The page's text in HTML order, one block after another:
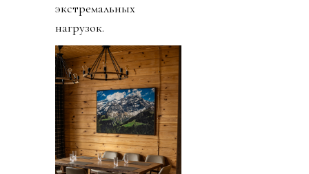
экстремальных
нагрузок.